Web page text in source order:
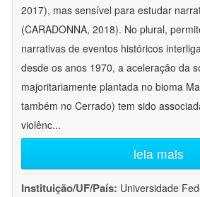
2017), mas sensível para estudar
(CARADONNA, 2018). No plural,
narrativas de eventos históricos
desde os anos 1970, a aceleração da
majoritariamente plantada no bioma
também no Cerrado) tem sido
violênc...
leia mais
Instituição/UF/País: Universidade